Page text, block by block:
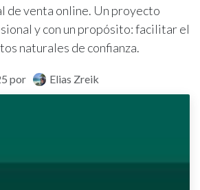
de venta online. Un proyecto
y con un propósito: facilitar el
naturales de confianza.
por Elias Zreik